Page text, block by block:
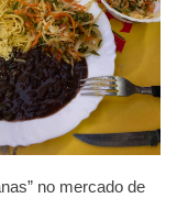
no mercado de